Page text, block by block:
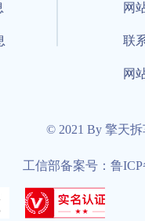
网
联
网
© 2021 By 擎天
工信部备案号：鲁